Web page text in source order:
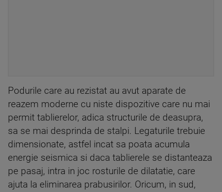
Podurile care au rezistat au avut aparate de
reazem moderne cu niste dispozitive care nu mai
permit tablierelor, adica structurile de deasupra,
sa se mai desprinda de stalpi. Legaturile trebuie
dimensionate, astfel incat sa poata acumula
energie seismica si daca tablierele se distanteaza
pe pasaj, intra in joc rosturile de dilatatie, care
ajuta la eliminarea prabusirilor. Oricum, in sud,